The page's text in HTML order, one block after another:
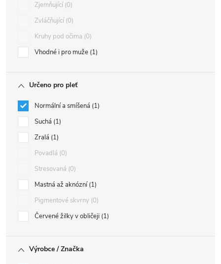
Zjemňující 0
Zvláčňující 0
Kruhy pod očima 0
Vhodné i pro muže 1
Určeno pro pleť
Normální a smíšená 1
Suchá 1
Zralá 1
Povadlá 0
Stresovaná 0
Mastná až aknózní 1
Pigmentové skvrny 0
Červené žilky v obličeji 1
Výrobce / Značka